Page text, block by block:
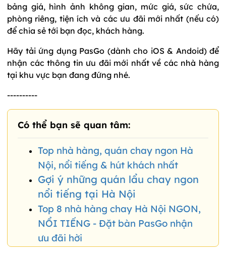
bảng giá, hình ảnh không gian, mức giá, sức chứa,
phòng riêng, tiện ích và các ưu đãi mới nhất (nếu có)
để chia sẻ tới bạn đọc, khách hàng.
Hãy tải ứng dụng PasGo (dành cho iOS & Andoid) để
nhận các thông tin ưu đãi mới nhất về các nhà hàng
tại khu vực bạn đang đứng nhé.
----------
Có thể bạn sẽ quan tâm:
Top nhà hàng, quán chay ngon Hà
Nội, nổi tiếng & hút khách nhất
Gợi ý những quán lẩu chay ngon
nổi tiếng tại Hà Nội
Top 8 nhà hàng chay Hà Nội NGON,
NỔI TIẾNG - Đặt bàn PasGo nhận
ưu đãi hời